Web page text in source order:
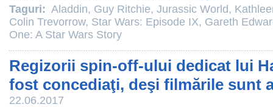
Taguri: Aladdin, Guy Ritchie, Jurassic World,
Colin Trevorrow, Star Wars: Episode IX, Gareth
One: A Star Wars Story
Regizorii spin-off-ului dedicat lui
fost concediaţi, deşi filmările sunt
22.06.2017